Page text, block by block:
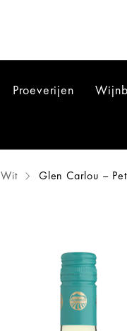
Proeverijen
Wit Glen Carlou –